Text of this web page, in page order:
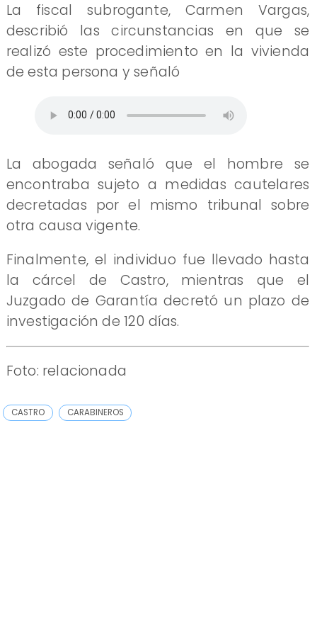
La fiscal subrogante, Carmen Vargas,
describió las circunstancias en que se
realizó este procedimiento en la vivienda
de esta persona y señaló
La abogada señaló que el hombre se
encontraba sujeto a medidas cautelares
decretadas por el mismo tribunal sobre
otra causa vigente.
Finalmente, el individuo fue llevado hasta
la cárcel de Castro, mientras que el
Juzgado de Garantía decretó un plazo de
investigación de 120 días.
Foto: relacionada
CASTRO CARABINEROS